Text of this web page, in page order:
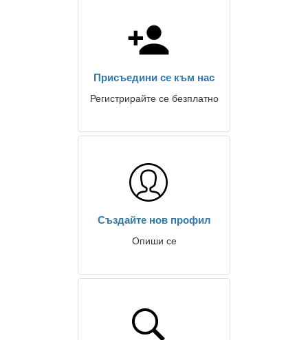
Присъедини се към нас
Регистрирайте се безплатно
Създайте нов профил
Опиши се